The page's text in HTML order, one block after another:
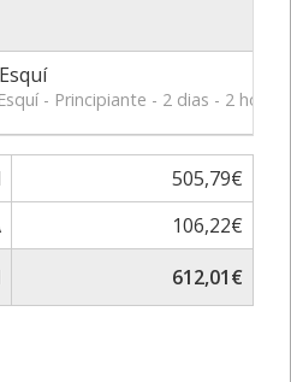
- Principiante - 2 dias - 2
505,79€
106,22€
612,01€